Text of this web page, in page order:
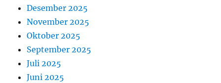
Desember 2025
November 2025
Oktober 2025
September 2025
Juli 2025
Juni 2025